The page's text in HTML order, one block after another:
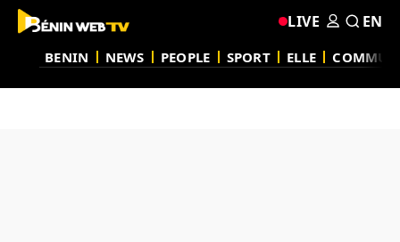
BENIN NEWS PEOPLE SPORT ELLE
LIVE EN